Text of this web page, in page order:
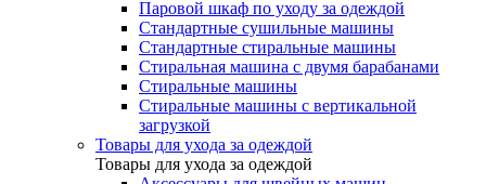
Паровой шкаф по уходу за одеждой
Стандартные сушильные машины
Стандартные стиральные машины
Стиральная машина с двумя барабанами
Стиральные машины
Стиральные машины с вертикальной
загрузкой
Товары для ухода за одеждой
Товары для ухода за одеждой